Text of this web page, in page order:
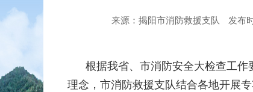
来源：揭阳市消防救援支队 发布
根据我省、市消防安全大检查工
理念，市消防救援支队结合各地开展